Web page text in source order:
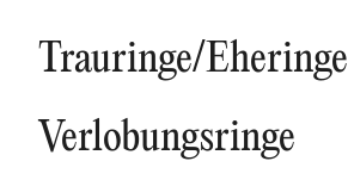
Trauringe/Eheringe
NEUHEITEN
Verlobungsringe